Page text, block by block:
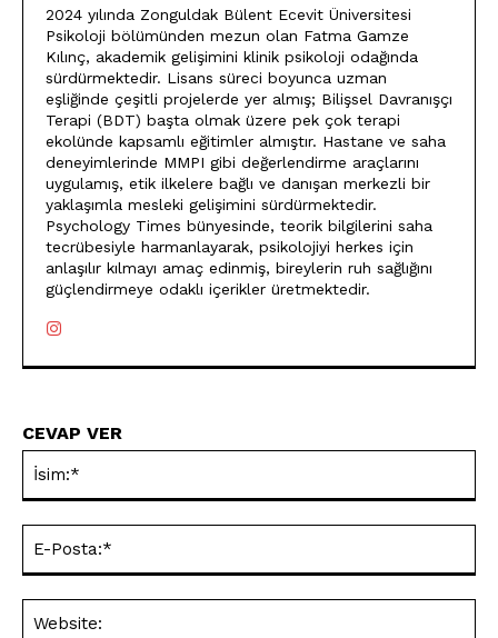
2024 yılında Zonguldak Bülent Ecevit Üniversitesi
Psikoloji bölümünden mezun olan Fatma Gamze
Kılınç, akademik gelişimini klinik psikoloji odağında
sürdürmektedir. Lisans süreci boyunca uzman
eşliğinde çeşitli projelerde yer almış; Bilişsel Davranışçı
Terapi (BDT) başta olmak üzere pek çok terapi
ekolünde kapsamlı eğitimler almıştır. Hastane ve saha
deneyimlerinde MMPI gibi değerlendirme araçlarını
uygulamış, etik ilkelere bağlı ve danışan merkezli bir
yaklaşımla mesleki gelişimini sürdürmektedir.
Psychology Times bünyesinde, teorik bilgilerini saha
tecrübesiyle harmanlayarak, psikolojiyi herkes için
anlaşılır kılmayı amaç edinmiş, bireylerin ruh sağlığını
güçlendirmeye odaklı içerikler üretmektedir.
CEVAP VER